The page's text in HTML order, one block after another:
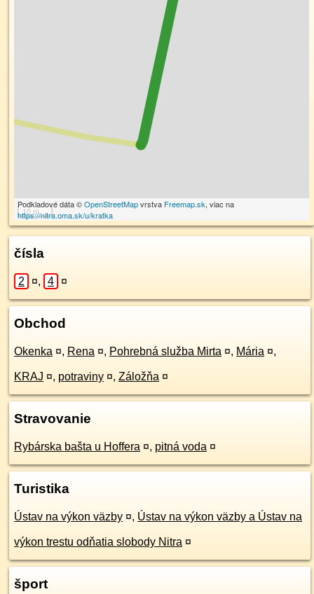
10 m
Podkladové dáta ©OpenStreetMapvrstva Freemap.sk, viac na
https://nitra.oma.sk/u/kratka
čísla
2 ¤, 4 ¤
Obchod
Okenka ¤, Rena ¤, Pohrebná služba Mirta ¤, Mária ¤,
KRAJ ¤, potraviny ¤, Záložňa ¤
Stravovanie
Rybárska bašta u Hoffera ¤, pitná voda ¤
Turistika
Ústav na výkon väzby ¤, Ústav na výkon väzby a Ústav na
výkon trestu odňatia slobody Nitra ¤
šport